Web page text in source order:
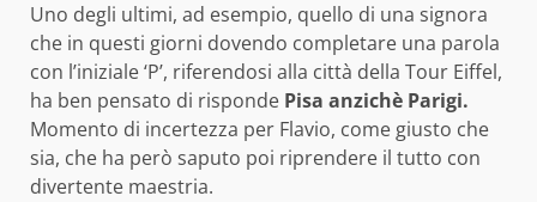
Uno degli ultimi, ad esempio, quello di una signora
che in questi giorni dovendo completare una parola
con l’iniziale ‘P’, riferendosi alla città della Tour Eiffel,
ha ben pensato di risponde Pisa anzichè Parigi.
Momento di incertezza per Flavio, come giusto che
sia, che ha però saputo poi riprendere il tutto con
divertente maestria.